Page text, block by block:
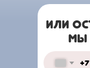
ИЛИ
МЫ
+7